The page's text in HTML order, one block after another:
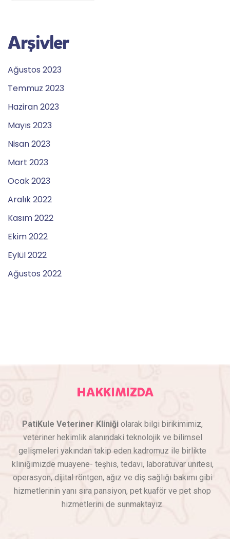
Arşivler
Ağustos 2023
Temmuz 2023
Haziran 2023
Mayıs 2023
Nisan 2023
Mart 2023
Ocak 2023
Aralık 2022
Kasım 2022
Ekim 2022
Eylül 2022
Ağustos 2022
HAKKIMIZDA
PatiKule Veteriner Kliniği olarak bilgi birikimimiz,
veteriner hekimlik alanındaki teknolojik ve bilimsel
gelişmeleri yakından takip eden kadromuz ile birlikte
kliniğimizde muayene- teşhis, tedavi, laboratuvar ünitesi,
operasyon, dijital röntgen, ağız ve diş sağlığı bakımı gibi
hizmetlerinin yanı sıra pansiyon, pet kuaför ve pet shop
hizmetlerini de sunmaktayız.